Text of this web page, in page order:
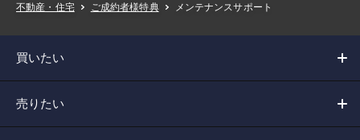
不動産・住宅 ご成約者様特典 メンテナンスサポート
買いたい
売りたい